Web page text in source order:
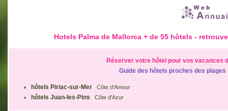
Hotels Palma de Mallorca + de 55 hôtels -
Réserver votre hôtel pour vos vacances
Guide des hôtels proches des plages
hôtels Piriac-sur-Mer Côte d'Amour
hôtels Juan-les-Pins Côte d'Azur